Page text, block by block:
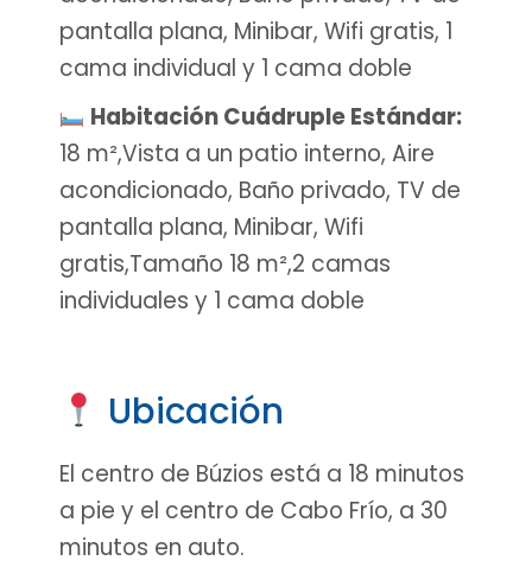
pantalla plana, Minibar, Wifi gratis, 1
cama individual y 1 cama doble
Habitación Cuádruple Estándar:
18 m²,Vista a un patio interno, Aire
acondicionado, Baño privado, TV de
pantalla plana, Minibar, Wifi
gratis,Tamaño 18 m²,2 camas
individuales y 1 cama doble
Ubicación
El centro de Búzios está a 18 minutos
a pie y el centro de Cabo Frío, a 30
minutos en auto.